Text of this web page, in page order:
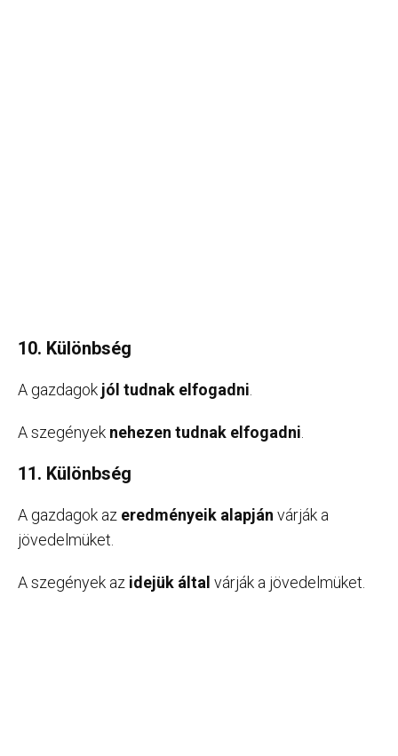
10. Különbség
A gazdagok jól tudnak elfogadni
A szegények nehezen tudnak elfogadni
11. Különbség
A gazdagok az eredményeik alapján várják a
jövedelmüket.
A szegények az idejük által várják a jövedelmüket.